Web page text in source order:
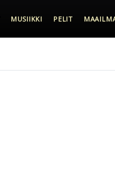
MUSIIKKI PELIT